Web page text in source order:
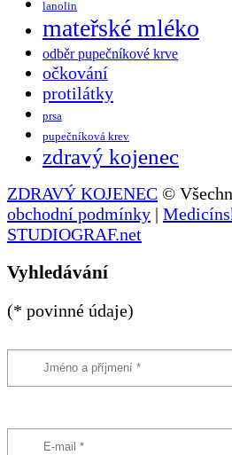
lanolin
mateřské mléko
odběr pupečníkové krve
očkování
protilátky
prsa
pupečníková krev
zdravý kojenec
ZDRAVÝ KOJENEC ©
obchodní podmínky |
STUDIOGRAF.net
Vyhledávání
(* povinné údaje)